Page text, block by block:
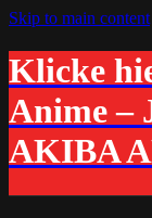
Skip to main content
Klicke
Anime –
AKIBA